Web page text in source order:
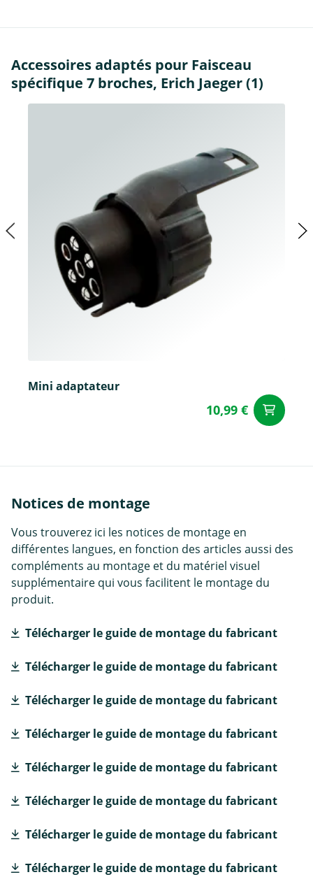
Accessoires adaptés pour Faisceau
spécifique 7 broches, Erich Jaeger (1)
Mini adaptateur
10,99 €
Notices de montage
Vous trouverez ici les notices de montage en
différentes langues, en fonction des articles aussi des
compléments au montage et du matériel visuel
supplémentaire qui vous facilitent le montage du
produit.
Télécharger le guide de montage du fabricant
Télécharger le guide de montage du fabricant
Télécharger le guide de montage du fabricant
Télécharger le guide de montage du fabricant
Télécharger le guide de montage du fabricant
Télécharger le guide de montage du fabricant
Télécharger le guide de montage du fabricant
Télécharger le guide de montage du fabricant